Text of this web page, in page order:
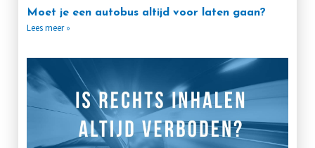
Moet je een autobus altijd voor laten gaan?
Lees meer »